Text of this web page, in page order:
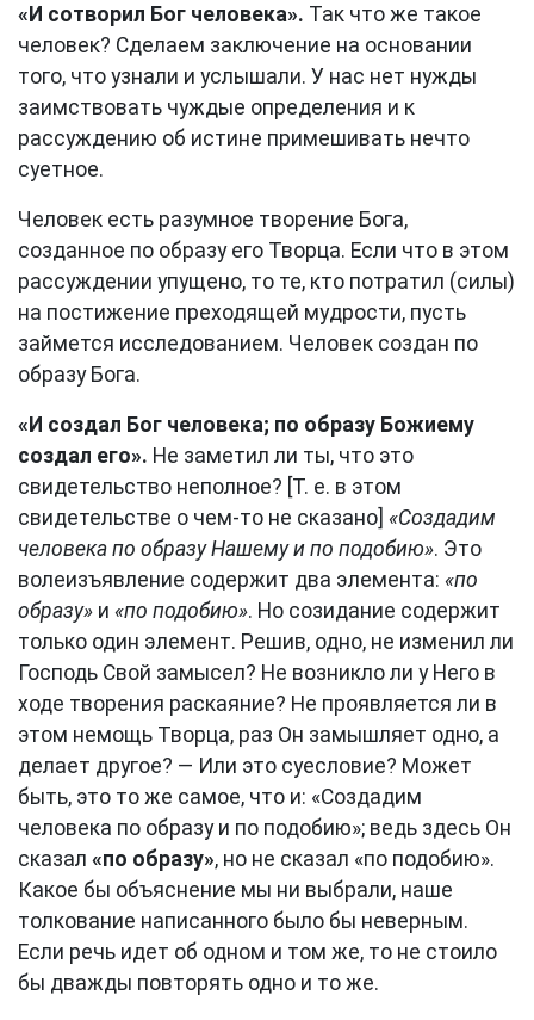
«И сотворил Бог человека». Так что же такое
человек? Сделаем заключение на основании
того, что узнали и услышали. У нас нет нужды
заимствовать чуждые определения и к
рассуждению об истине примешивать нечто
суетное.
Человек есть разумное творение Бога,
созданное по образу его Творца. Если что в этом
рассуждении упущено, то те, кто потратил (силы)
на постижение преходящей мудрости, пусть
займется исследованием. Человек создан по
образу Бога.
«И создал Бог человека; по образу Божиему
создал его». Не заметил ли ты, что это
свидетельство неполное? [Т. е. в этом
свидетельстве о чем-то не сказано] «Создадим
человека по образу Нашему и по подобию». Это
волеизъявление содержит два элемента: «по
образу» и «по подобию». Но созидание содержит
только один элемент. Решив, одно, не изменил ли
Господь Свой замысел? Не возникло ли у Него в
ходе творения раскаяние? Не проявляется ли в
этом немощь Творца, раз Он замышляет одно, а
делает другое? — Или это суесловие? Может
быть, это то же самое, что и: «Создадим
человека по образу и по подобию»; ведь здесь Он
сказал «по образу», но не сказал «по подобию».
Какое бы объяснение мы ни выбрали, наше
толкование написанного было бы неверным.
Если речь идет об одном и том же, то не стоило
бы дважды повторять одно и то же.